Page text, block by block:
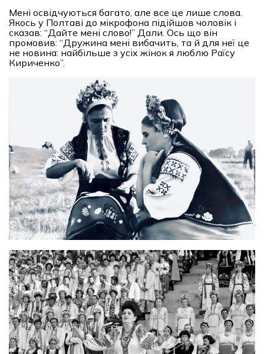
Мені освідчуються багато, але все це лише слова.
Якось у Полтаві до мікрофона підійшов чоловік і
сказав: “Дайте мені слово!” Дали. Ось що він
промовив: “Дружина мені вибачить, та й для неї це
не новина: найбільше з усіх жінок я люблю Раїсу
Кириченко”.